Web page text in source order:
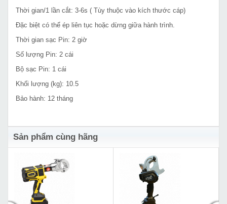
Thời gian/1 lần cắt: 3-6s ( Tùy thuộc vào kích thước cáp)
Đặc biệt có thể ép liên tục hoặc dừng giữa hành trình.
Thời gian sạc Pin: 2 giờ
Số lượng Pin: 2 cái
Bộ sạc Pin: 1 cái
Khối lượng (kg): 10.5
Bảo hành: 12 tháng
Sản phẩm cùng hãng